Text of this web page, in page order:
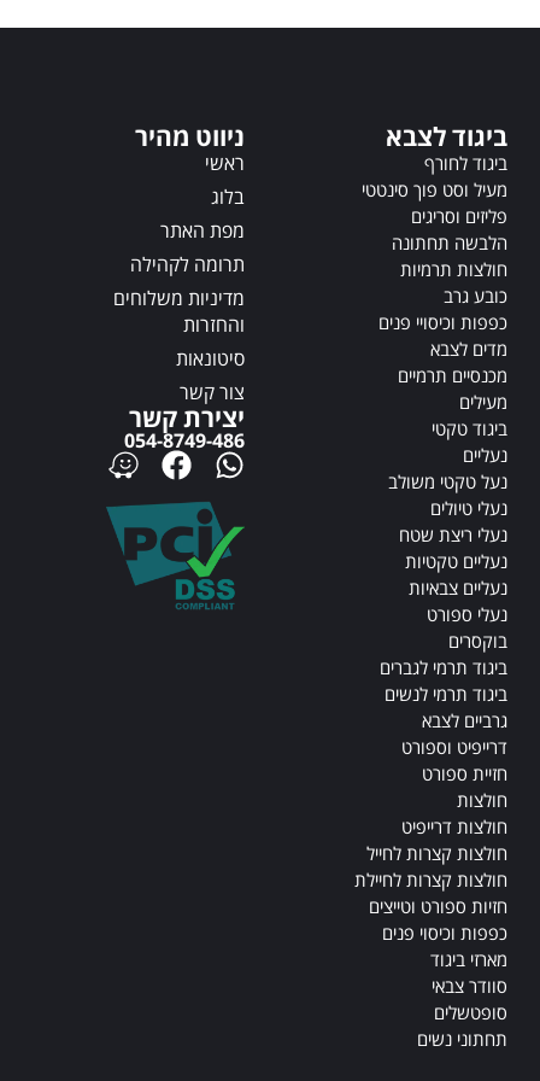
a
a
e
ביגוד לצבא
ביגוד לחורף
מעיל וסט פוך סינטטי
פליזים וסריגים
הלבשה תחתונה
חולצות תרמיות
כובע גרב
כפפות וכיסויי פנים
מדים לצבא
מכנסיים תרמיים
מעילים
ביגוד טקטי
נעליים
נעל טקטי משולב
נעלי טיולים
נעלי ריצת שטח
נעליים טקטיות
נעליים צבאיות
נעלי ספורט
בוקסרים
ביגוד תרמי לגברים
ביגוד תרמי לנשים
גרביים לצבא
דרייפיט וספורט
חזיית ספורט
חולצות
חולצות דרייפיט
חולצות קצרות לחייל
חולצות קצרות לחיילת
חזיות ספורט וטייצים
כפפות וכיסוי פנים
מארזי ביגוד
סוודר צבאי
סופטשלים
תחתוני נשים
ניווט מהיר
ראשי
בלוג
מפת האתר
תרומה לקהילה
מדיניות משלוחים
והחזרות
סיטונאות
צור קשר
יצירת קשר
054-8749-486